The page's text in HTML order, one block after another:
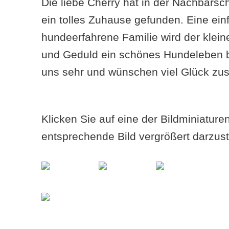
ein tolles Zuhause gefunden. Eine
hundeerfahrene Familie wird der
und Geduld ein schönes Hundeleben
uns sehr und wünschen viel Glück
Klicken Sie auf eine der
entsprechende Bild vergrößert